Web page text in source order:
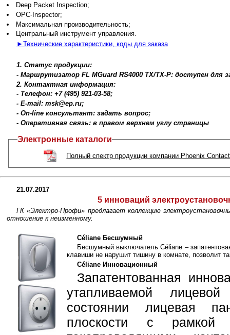
Deep Packet Inspection;
OPC-Inspector;
Максимальная производительность;
Центральный инструмент управления.
►Технические характеристики, коды для заказа
1. Статус продукции:
- Маршрутизатор FL MGuard RS4000 TX/TX-P: доступен для
2. Контактная информация:
- Телефон: +7 (495) 921-03-58;
- E-mail: msk@ep.ru;
- On-line консультант: задать вопрос;
- Оперативная связь: в правом верхнем углу страницы
Электронные каталоги
Полный спектр продукции компании Phoenix Contact
21.07.2017
5 инноваций
ГК «Электро-Профи» предлагает коллекцию
отношение к неизменному.
Céliane Бесшумный
Бесшумный выключатель Céliane –
клавиши не нарушит тишину в комнате, позволит
Céliane Инновационный
Запатентованная
утапливаемой
состоянии лицевая
плоскости с